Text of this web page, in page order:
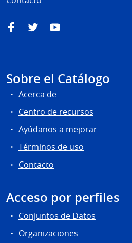
FacebookTwitterYouTube
Sobre el Catálogo
Acerca de
Centro de recursos
Ayúdanos a mejorar
Términos de uso
Contacto
Acceso por perfiles
Conjuntos de Datos
Organizaciones